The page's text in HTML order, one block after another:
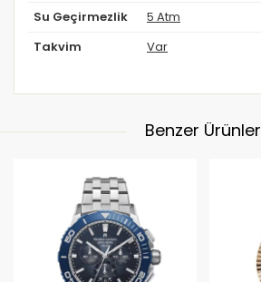
Su Geçirmezlik 5 Atm
Takvim Var
Benzer Ürünler